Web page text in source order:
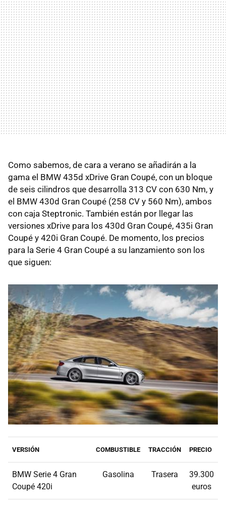
Como sabemos, de cara a verano se añadirán a la
gama el BMW 435d xDrive Gran Coupé, con un bloque
de seis cilindros que desarrolla 313 CV con 630 Nm, y
el BMW 430d Gran Coupé (258 CV y 560 Nm), ambos
con caja Steptronic. También están por llegar las
versiones xDrive para los 430d Gran Coupé, 435i Gran
Coupé y 420i Gran Coupé. De momento, los precios
para la Serie 4 Gran Coupé a su lanzamiento son los
que siguen:
VERSIÓN COMBUSTIBLE TRACCIÓN PRECIO
BMW Serie 4 Gran
Coupé 420i
Gasolina Trasera
39.300
euros